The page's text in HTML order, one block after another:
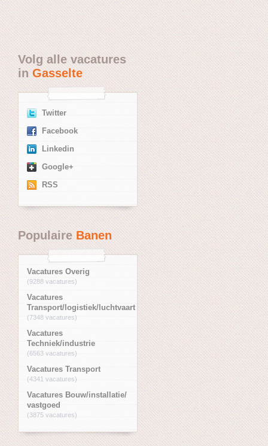
Volg alle vacatures
inGasselte
Twitter
Facebook
Linkedin
Google+
RSS
PopulaireBanen
Vacatures Overig
(9288 vacatures)
Vacatures
Transport/logistiek/luchtvaart
(7348 vacatures)
Vacatures
Techniek/industrie
(6563 vacatures)
Vacatures Transport
(4341 vacatures)
Vacatures Bouw/installatie/
vastgoed
(3875 vacatures)